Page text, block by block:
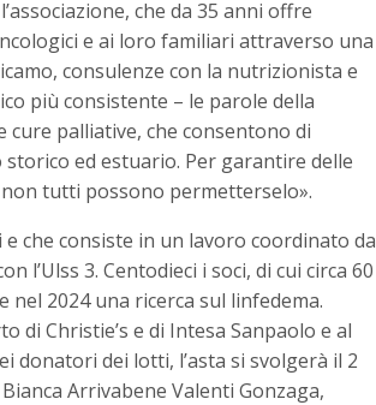
che da 35 anni offre
e ai loro familiari attraverso una
consulenze con la nutrizionista e
più consistente – le parole della
cure palliative, che consentono di
ed estuario. Per garantire delle
non tutti possono permetterselo».
che consiste in un lavoro coordinato da
l’Ulss 3. Centodieci i soci, di cui circa 60
2024 una ricerca sul linfedema.
di Christie’s e di Intesa Sanpaolo e al
donatori dei lotti, l’asta si svolgerà il 2
Arrivabene Valenti Gonzaga,